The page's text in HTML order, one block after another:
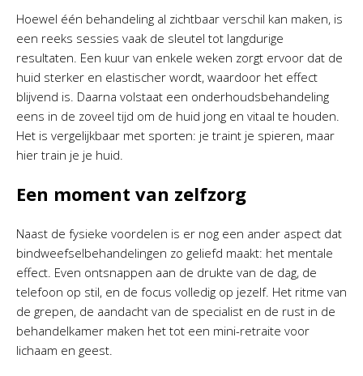
Hoewel één behandeling al zichtbaar verschil kan maken, is
een reeks sessies vaak de sleutel tot langdurige
resultaten. Een kuur van enkele weken zorgt ervoor dat de
huid sterker en elastischer wordt, waardoor het effect
blijvend is. Daarna volstaat een onderhoudsbehandeling
eens in de zoveel tijd om de huid jong en vitaal te houden.
Het is vergelijkbaar met sporten: je traint je spieren, maar
hier train je je huid.
Een moment van zelfzorg
Naast de fysieke voordelen is er nog een ander aspect dat
bindweefselbehandelingen zo geliefd maakt: het mentale
effect. Even ontsnappen aan de drukte van de dag, de
telefoon op stil, en de focus volledig op jezelf. Het ritme van
de grepen, de aandacht van de specialist en de rust in de
behandelkamer maken het tot een mini-retraite voor
lichaam en geest.